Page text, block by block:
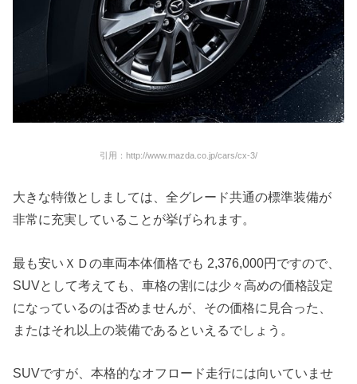
引用：http://www.mazda.co.jp/cars/cx-3/
大きな特徴としましては、全グレード共通の標準装備が
非常に充実していることが挙げられます。
最も安いＸＤの車両本体価格でも 2,376,000円ですので、
SUVとして考えても、車格の割には少々高めの価格設定
になっているのは否めませんが、その価格に見合った、
またはそれ以上の装備であるといえるでしょう。
SUVですが、本格的なオフロード走行には向いていませ